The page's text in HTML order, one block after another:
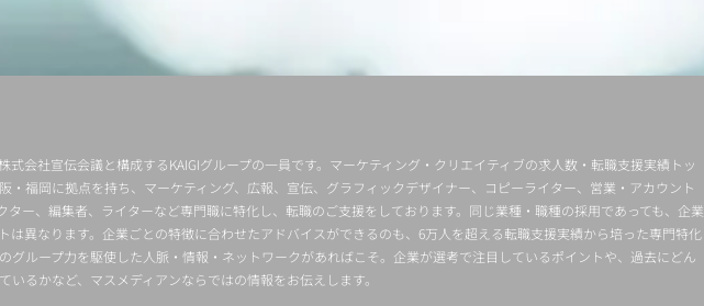
式会社宣伝会議と構成するKAIGIグループの一員です。マーケティング・クリエイティブの求人数・転職支援実績トッ
・福岡に拠点を持ち、マーケティング、広報、宣伝、グラフィックデザイナー、コピーライター、営業・アカウント
ター、編集者、ライターなど専門職に特化し、転職のご支援をしております。同じ業種・職種の採用であっても、企業
は異なります。企業ごとの特徴に合わせたアドバイスができるのも、6万人を超える転職支援実績から培った専門特化
グループ力を駆使した人脈・情報・ネットワークがあればこそ。企業が選考で注目しているポイントや、過去にどん
いるかなど、マスメディアンならではの情報をお伝えします。